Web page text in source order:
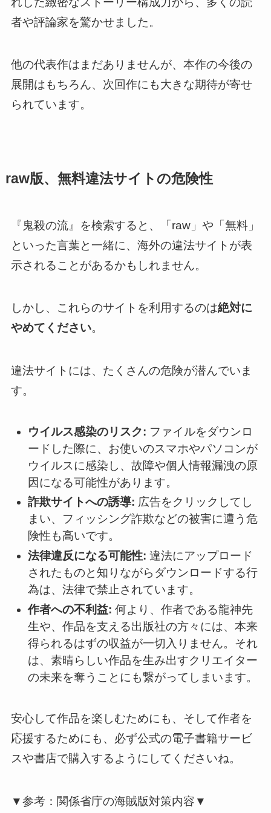
者や評論家を驚かせました。
他の代表作はまだありませんが、本作の今後の
展開はもちろん、次回作にも大きな期待が寄せ
られています。
raw版、無料違法サイトの危険性
『鬼殺の流』を検索すると、「raw」や「無料」
といった言葉と一緒に、海外の違法サイトが表
示されることがあるかもしれません。
しかし、これらのサイトを利用するのは絶対に
やめてください。
違法サイトには、たくさんの危険が潜んでいま
す。
ウイルス感染のリスク: ファイルをダウンロ
ードした際に、お使いのスマホやパソコンが
ウイルスに感染し、故障や個人情報漏洩の原
因になる可能性があります。
詐欺サイトへの誘導: 広告をクリックしてし
まい、フィッシング詐欺などの被害に遭う危
険性も高いです。
法律違反になる可能性: 違法にアップロード
されたものと知りながらダウンロードする行
為は、法律で禁止されています。
作者への不利益: 何より、作者である龍神先
生や、作品を支える出版社の方々には、本来
得られるはずの収益が一切入りません。それ
は、素晴らしい作品を生み出すクリエイター
の未来を奪うことにも繋がってしまいます。
安心して作品を楽しむためにも、そして作者を
応援するためにも、必ず公式の電子書籍サービ
スや書店で購入するようにしてくださいね。
▼参考：関係省庁の海賊版対策内容▼